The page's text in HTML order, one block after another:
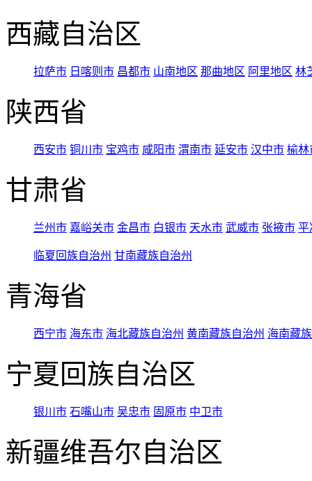
西藏自治区
拉萨市 日喀则市 昌都市 山南地区 那曲地区 阿里地区 林
陕西省
西安市 铜川市 宝鸡市 咸阳市 渭南市 延安市 汉中市 榆林
甘肃省
兰州市 嘉峪关市 金昌市 白银市 天水市 武威市 张掖市 平
临夏回族自治州 甘南藏族自治州
青海省
西宁市 海东市 海北藏族自治州 黄南藏族自治州 海南藏
宁夏回族自治区
银川市 石嘴山市 吴忠市 固原市 中卫市
新疆维吾尔自治区